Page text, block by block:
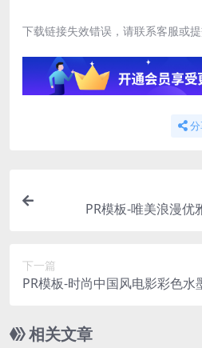
下载链接失效错误，请联系客服或
PR模板-唯美浪漫优
下一篇
PR模板-时尚中国风电影彩色水
相关文章